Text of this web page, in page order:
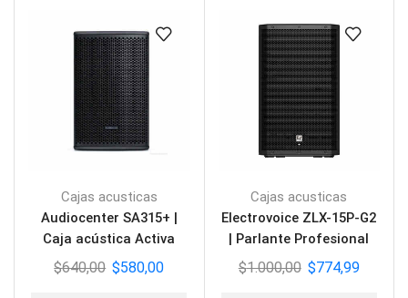
Cajas acusticas
Audiocenter SA315+ |
Caja acústica Activa
2000W
$640,00 $580,00
Cajas acusticas
Electrovoice ZLX-15P-G2
| Parlante Profesional
Activo
$1.000,00 $774,99